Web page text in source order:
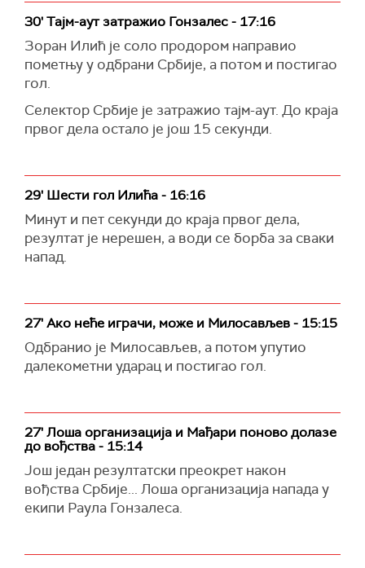
30' Тајм-аут затражио Гонзалес - 17:16
Зоран Илић је соло продором направио
пометњу у одбрани Србије, а потом и постигао
гол.
Селектор Србије је затражио тајм-аут. До краја
првог дела остало је још 15 секунди.
29' Шести гол Илића - 16:16
Минут и пет секунди до краја првог дела,
резултат је нерешен, а води се борба за сваки
напад.
27' Ако неће играчи, може и Милосављев - 15:15
Одбранио је Милосављев, а потом упутио
далекометни ударац и постигао гол.
27' Лоша организација и Мађари поново долазе
до вођства - 15:14
Још један резултатски преокрет након
вођства Србије... Лоша организација напада у
екипи Раула Гонзалеса.